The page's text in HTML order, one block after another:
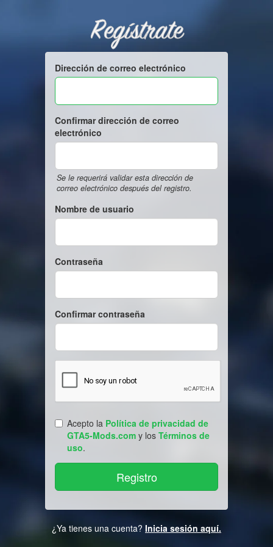
Regístrate
Dirección de correo electrónico
Confirmar dirección de correo
electrónico
Se le requerirá validar esta dirección de
correo electrónico después del registro.
Nombre de usuario
Contraseña
Confirmar contraseña
Acepto la Política de privacidad de
GTA5-Mods.com y los Términos de
uso.
¿Ya tienes una cuenta? Inicia sesión aquí.